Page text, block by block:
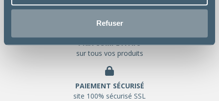
Refuser
chez votre vétérinaire
PRIX COMPETITIFS
sur tous vos produits
PAIEMENT SÉCURISÉ
site 100% sécurisé SSL